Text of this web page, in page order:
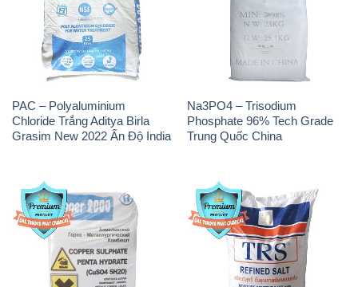
PAC – Polyaluminium
Chloride Trắng Aditya Birla
Grasim New 2022 Ấn Độ India
Phosphate 96% Tech Grade
Trung Quốc China
CuSO4 – Đồng Sunfat Nga
Muối NaCL – Sodium Chloride
TRS Thái Lan